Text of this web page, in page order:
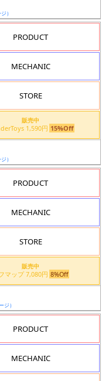
）
PRODUCT
MECHANIC
STORE
販売中
WonderToys 1,590円 15%Off
）
PRODUCT
MECHANIC
STORE
販売中
ソフマップ 7,080円 8%Off
ジ）
PRODUCT
MECHANIC